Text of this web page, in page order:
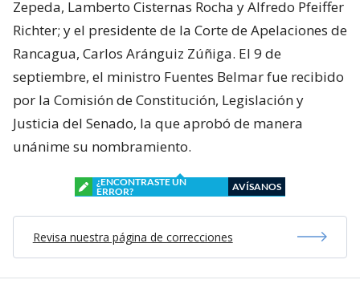
Zepeda, Lamberto Cisternas Rocha y Alfredo Pfeiffer
Richter; y el presidente de la Corte de Apelaciones de
Rancagua, Carlos Aránguiz Zúñiga. El 9 de
septiembre, el ministro Fuentes Belmar fue recibido
por la Comisión de Constitución, Legislación y
Justicia del Senado, la que aprobó de manera
unánime su nombramiento.
¿ENCONTRASTE UN
ERROR?
AVÍSANOS
Revisa nuestra página de correcciones